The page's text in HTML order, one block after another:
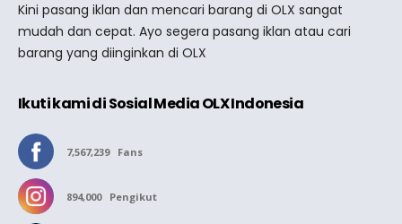
Kini pasang iklan dan mencari barang di OLX sangat
mudah dan cepat. Ayo segera pasang iklan atau cari
barang yang diinginkan di OLX
Ikuti kami di Sosial Media OLX Indonesia
7,567,239 Fans
894,000 Pengikut